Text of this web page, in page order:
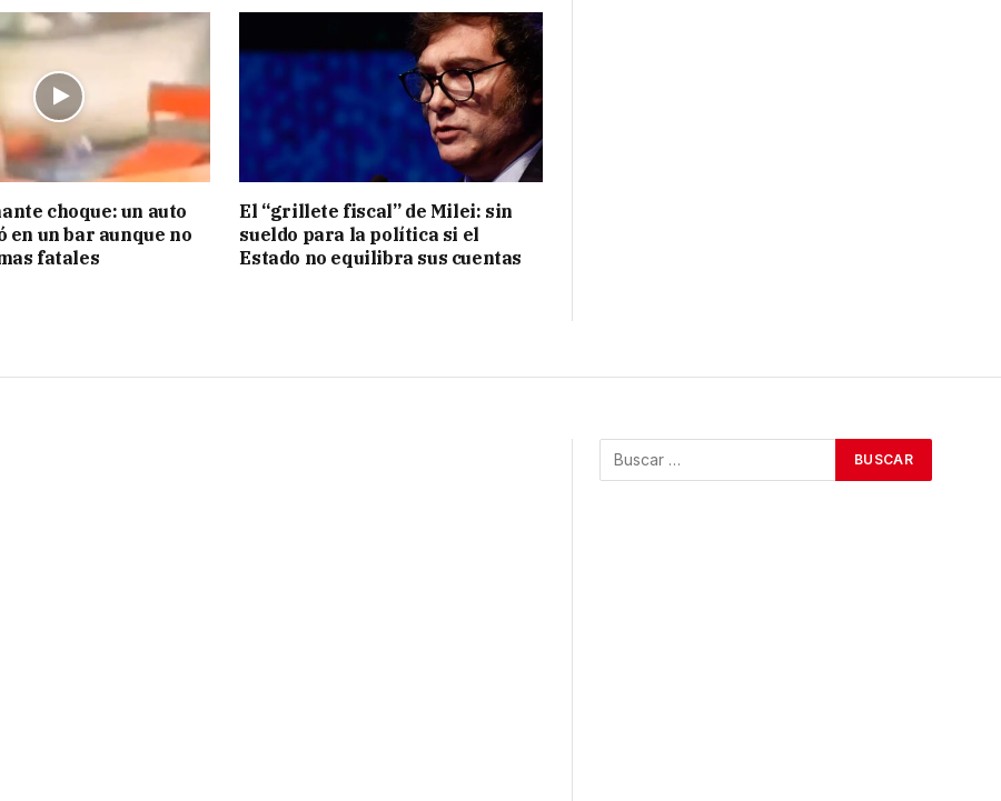
choque: un auto
en un bar aunque no
fatales
El “grillete fiscal” de Milei: sin
sueldo para la política si el
Estado no equilibra sus cuentas